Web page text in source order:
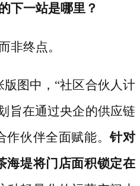
下一站是哪里？
非终点。
图中， “社区合伙人计
旨在通过央企的供应链
作伙伴全面赋能。针对
海堤将门店面积锁定在